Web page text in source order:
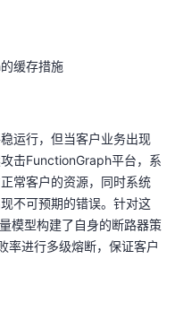
的缓存措施
运行，但当客户业务出现
击FunctionGraph平台，系
常客户的资源，同时系统
不可预期的错误。针对这
模型构建了自身的断路器策
率进行多级熔断，保证客户